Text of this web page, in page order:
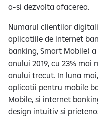
a-si dezvolta afacerea.
Numarul clientilor
aplicatiile de internet
banking, Smart Mobile)
anului 2019, cu 23%
anului trecut. In luna
aplicatii pentru mobile
Mobile, si internet
design intuitiv si